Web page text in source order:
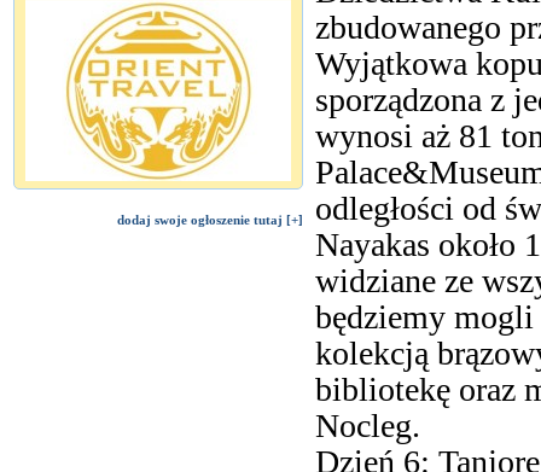
dodaj swoje ogłoszenie tutaj [+]
zbudowanego
Wyjątkowa
sporządzona z
wynosi aż 81
odległości od
Nayakas około
widziane ze
będziemy
kolekcją
bibliotekę oraz
Nocleg.
Dzień 6: